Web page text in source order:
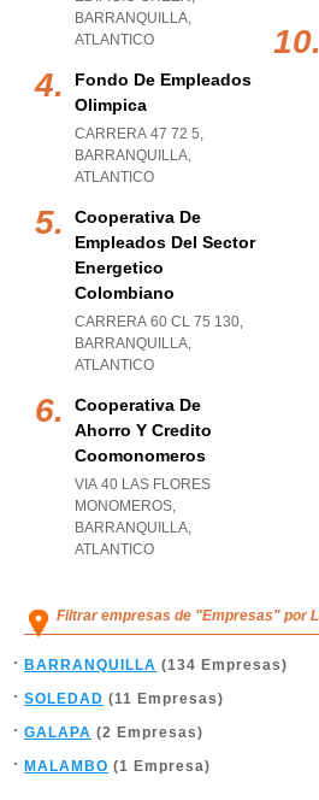
BARRANQUILLA,
ATLANTICO
Fondo De Empleados
Olimpica
CARRERA 47 72 5,
BARRANQUILLA,
ATLANTICO
Cooperativa De
Empleados Del Sector
Energetico
Colombiano
CARRERA 60 CL 75 130,
BARRANQUILLA,
ATLANTICO
Cooperativa De
Ahorro Y Credito
Coomonomeros
VIA 40 LAS FLORES
MONOMEROS,
BARRANQUILLA,
ATLANTICO
Filtrar empresas de "Empresas" por
BARRANQUILLA (134 Empresas)
SOLEDAD (11 Empresas)
GALAPA (2 Empresas)
MALAMBO (1 Empresa)